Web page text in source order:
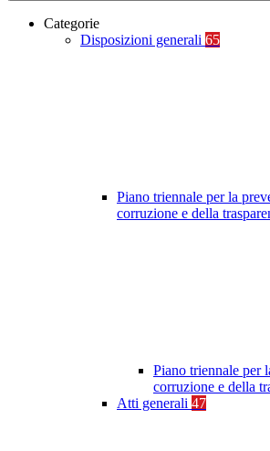
Categorie
Disposizioni generali 65
Piano triennale per la
corruzione e della
Piano triennale per
corruzione e della
Atti generali 47